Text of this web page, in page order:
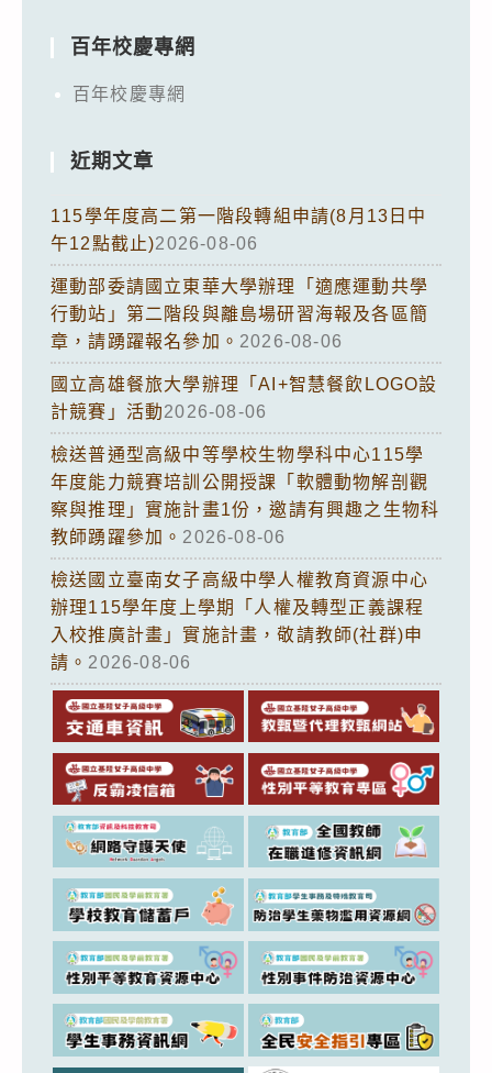
百年校慶專網
百年校慶專網
近期文章
115學年度高二第一階段轉組申請(8月13日中
午12點截止)2026-08-06
運動部委請國立東華大學辦理「適應運動共學
行動站」第二階段與離島場研習海報及各區簡
章，請踴躍報名參加。 2026-08-06
國立高雄餐旅大學辦理「AI+智慧餐飲LOGO設
計競賽」活動2026-08-06
檢送普通型高級中等學校生物學科中心115學
年度能力競賽培訓公開授課「軟體動物解剖觀
察與推理」實施計畫1份，邀請有興趣之生物科
教師踴躍參加。 2026-08-06
檢送國立臺南女子高級中學人權教育資源中心
辦理115學年度上學期「人權及轉型正義課程
入校推廣計畫」實施計畫，敬請教師(社群)申
請。 2026-08-06